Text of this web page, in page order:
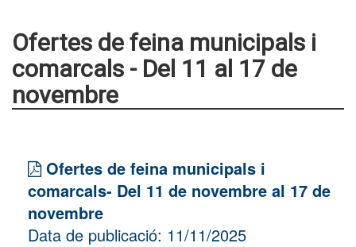
Ofertes de feina municipals i
comarcals - Del 11 al 17 de
novembre
Ofertes de feina municipals i
comarcals- Del 11 de novembre al 17 de
novembre
Data de publicació: 11/11/2025